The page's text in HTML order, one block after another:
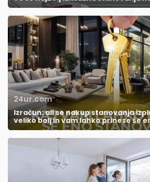
24ur.com
Izračun: ali se nakup stanovanja
veliko bolj in vam lahko prinese še